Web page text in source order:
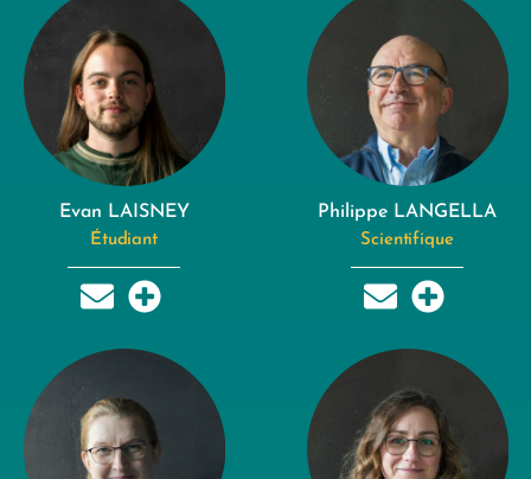
Evan LAISNEY
Étudiant
Philippe LANGELLA
Scientifique